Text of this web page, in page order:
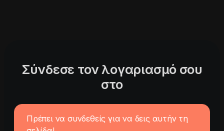
Σύνδεσε τον λογαριασμό σου
στο
Πρέπει να συνδεθείς για να δεις αυτήν τη